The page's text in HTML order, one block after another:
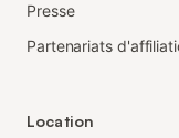
Presse
Partenariats
Location